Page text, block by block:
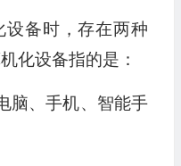
设备时，存在两种
化设备指的是：
脑、手机、智能手